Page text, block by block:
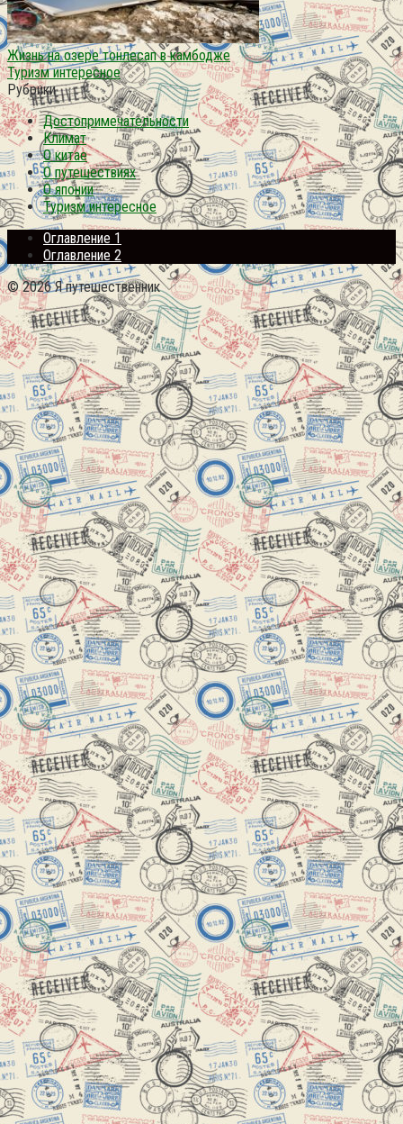
Жизнь на озере тонлесап в камбодже
Туризм интересное
Рубрики
Достопримечательности
Климат
О китае
О путешествиях
О японии
Туризм интересное
Оглавление 1
Оглавление 2
© 2026 Я путешественник